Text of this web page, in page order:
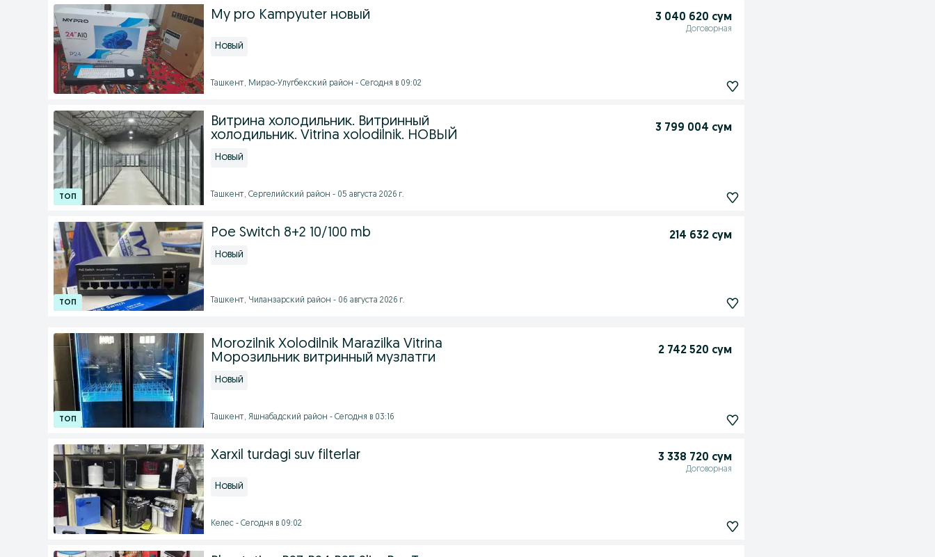
My pro Kampyuter новый 3 040 620 сум
Договорная
Новый
Ташкент, Мирзо-Улугбекский район - Сегодня в 09:02
Витрина холодильник. Витринный
холодильник. Vitrina xolodilnik. НОВЫЙ
3 799 004 сум
Новый
Ташкент, Сергелийский район - 05 августа 2026 г.
Poe Switch 8+2 10/100 mb 214 632 сум
Новый
Ташкент, Чиланзарский район - 06 августа 2026 г.
Morozilnik Xolodilnik Marazilka Vitrina
Морозильник витринный музлатги
2 742 520 сум
Новый
Ташкент, Яшнабадский район - Сегодня в 03:16
Xarxil turdagi suv filterlar 3 338 720 сум
Договорная
Новый
Келес - Сегодня в 09:02